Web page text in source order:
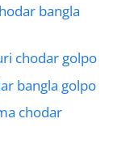
bangla
chodar golpo
bangla golpo
chodar